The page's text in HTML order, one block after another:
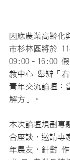
因應農業高齡化
市杉林區將於
09:00–16:00 假
教中心 舉辦「
青年交流論壇：
解方」。
本次論壇規劃專
合座談，邀請專
年農友，針對